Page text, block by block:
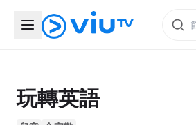
玩轉英語